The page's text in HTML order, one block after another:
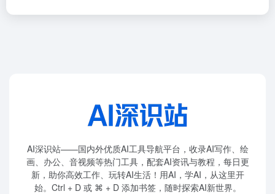
AI深识站——国内外优质AI工具导航平台，收录AI写作、绘
画、办公、音视频等热门工具，配套AI资讯与教程，每日更
新，助你高效工作、玩转AI生活！用AI，学AI，从这里开
始。Ctrl + D 或 ⌘ + D 添加书签，随时探索AI新世界。